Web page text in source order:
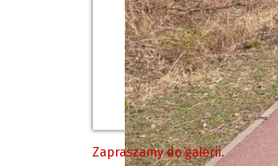
Zapraszamy do galerii.